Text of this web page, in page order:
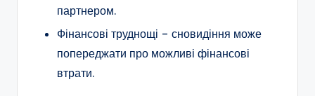
партнером.
Фінансові труднощі – сновидіння може
попереджати про можливі фінансові
втрати.